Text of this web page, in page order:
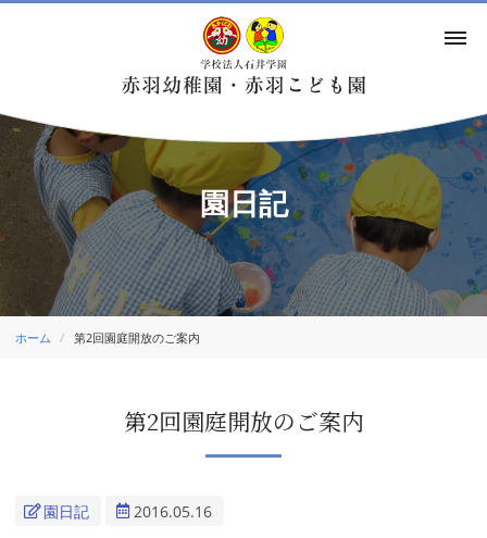
園日記
ホーム 第2回園庭開放のご案内
第2回園庭開放のご案内
園日記 2016.05.16